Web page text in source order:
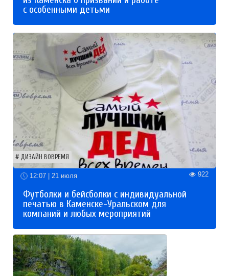
с особенными детьми
ДИЗАЙН ВОВРЕМЯ
12:07 | 21 июля 922
Футболки и бейсболки с индивидуальной
печатью в Каменске-Уральском для
компаний и любых мероприятий